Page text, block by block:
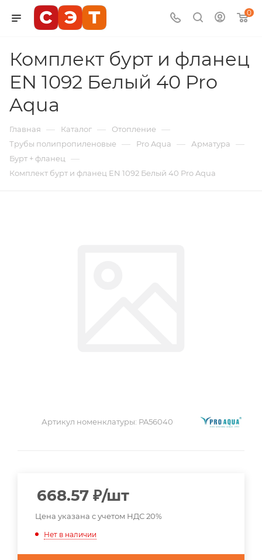
0
Комплект бурт и фланец
EN 1092 Белый 40 Pro
Aqua
Главная — Каталог — Отопление —
Трубы полипропиленовые — Pro Aqua — Арматура —
Бурт + фланец —
Комплект бурт и фланец EN 1092 Белый 40 Pro Aqua
Артикул номенклатуры: PA56040
668.57 ₽/шт
Цена указана с учетом НДС 20%
Нет в наличии